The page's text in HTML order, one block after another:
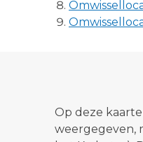
Op deze
weergegeven,